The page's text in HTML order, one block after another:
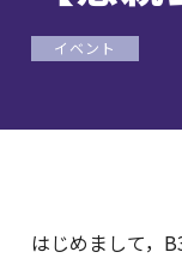
イベント
はじめまして，